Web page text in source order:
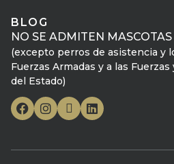
BLOG
NO SE ADMITEN MASCOTAS
(excepto perros de asistencia y
Fuerzas Armadas y a las
del Estado)